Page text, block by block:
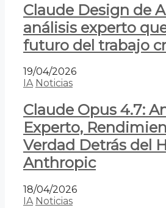
Claude Design de
análisis experto
futuro del trabajo
19/04/2026
IA Noticias
Claude Opus 4.7:
Experto,
Verdad Detrás del
Anthropic
18/04/2026
IA Noticias